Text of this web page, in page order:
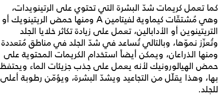
كما تعمل كريمات شدّ البشرة التي تحتوي على الرتينويدات،
وهي مُشتقّات كيماوية لفيتامين A ومنها حمض الريتينويك أو
التريتينوين أو الأدابالين، تعمل على زيادة تكاثر خلايا الجلد
وتُعزّز نموّها، وبالتالي تُساعد في شدّ الجلد في مناطق مُتعددة
ومنها الذراعان، ويمكن أيضاً استخدام الكريمات المحتوية على
حمض الهيالورونيك لأنه يعمل على جذب جزيئات الماء ويحتفظ
بها، وهذا يقلّل من التجاعيد ويشدّ البشرة، ويؤمّن رطوبة أعلى
للجلد.